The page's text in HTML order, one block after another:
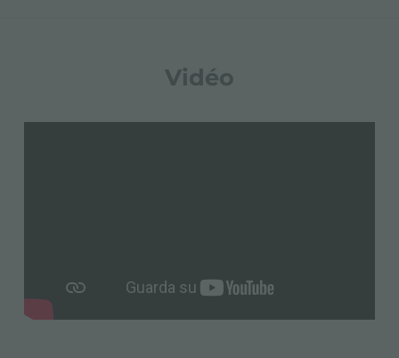
Vidéo